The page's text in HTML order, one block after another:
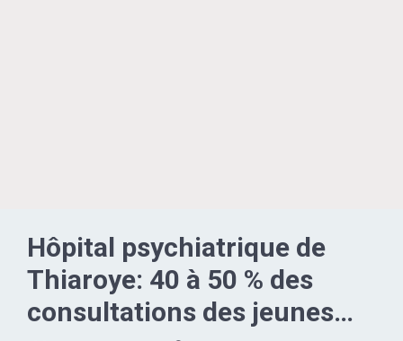
Hôpital psychiatrique de
Thiaroye: 40 à 50 % des
consultations des jeunes